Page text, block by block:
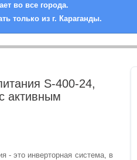
во все города.
только из г. Караганды.
S-400-24,
активным
- это инверторная система, в